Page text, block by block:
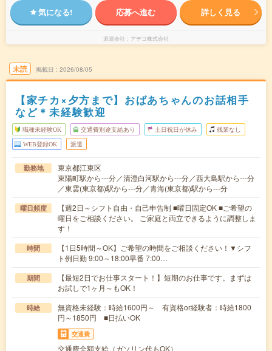
気になる! 応募へ進む 詳しく見る
派遣会社 アデコ株式会社
未読 掲載日 2026/08/05
【家チカ×夕方まで】おばあちゃんのお話相手
など＊未経験歓迎
職種未経験OK 交通費別途支給あり 土日祝日が休み 残業なし
WEB登録OK 派遣
勤務地
東京都江東区
東陽町駅から---分／清澄白河駅から---分／西大島駅から---分
／東雲(東京都)駅から---分／青海(東京都)駅から---分
曜日頻度
【週2日～シフト自由・自己申告制 ■曜日固定OK ■ご希望の
曜日をご相談ください。 ご家庭と両立できるように調整しま
す！
時間
【1日5時間～OK】ご希望の時間をご相談ください！▼シフ
ト例日勤 9:00～18:00早番 7:00…
期間
【最短2日でお仕事スタート！】短期のお仕事です。まずは
お試しで1ヶ月～もOK！
時給
無資格未経験：時給1600円～ 有資格or経験者：時給1800
円～1850円 ■日払いOK
交通費
交通費全額支給（ガソリン代もOK）